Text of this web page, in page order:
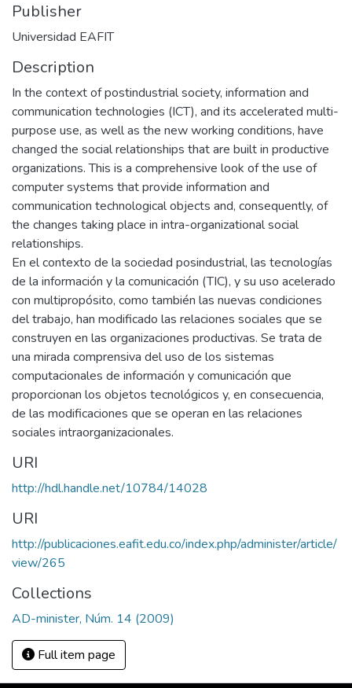
Publisher
Universidad EAFIT
Description
In the context of postindustrial society, information and
communication technologies (ICT), and its accelerated multi-
purpose use, as well as the new working conditions, have
changed the social relationships that are built in productive
organizations. This is a comprehensive look of the use of
computer systems that provide information and
communication technological objects and, consequently, of
the changes taking place in intra-organizational social
relationships.
En el contexto de la sociedad posindustrial, las tecnologías
de la información y la comunicación (TIC), y su uso acelerado
con multipropósito, como también las nuevas condiciones
del trabajo, han modificado las relaciones sociales que se
construyen en las organizaciones productivas. Se trata de
una mirada comprensiva del uso de los sistemas
computacionales de información y comunicación que
proporcionan los objetos tecnológicos y, en consecuencia,
de las modificaciones que se operan en las relaciones
sociales intraorganizacionales.
URI
http://hdl.handle.net/10784/14028
URI
http://publicaciones.eafit.edu.co/index.php/administer/article/
view/265
Collections
AD-minister, Núm. 14 (2009)
Full item page